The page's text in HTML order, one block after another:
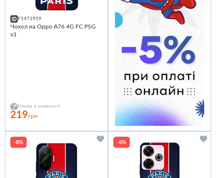
F1471919
Чохол на Oppo A76 4G FC PSG
v1
Немає в наявності
219грн
-8% -8%